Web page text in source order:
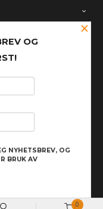
0
×
OG
NYHETSBREV, OG
BRUK AV